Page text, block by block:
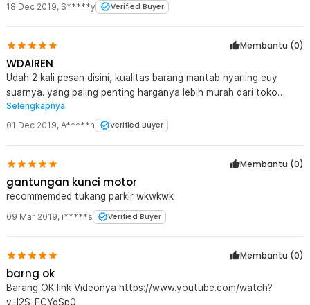
18 Dec 2019, S*****y Verified Buyer
Membantu (0)
WDAIREN
Udah 2 kali pesan disini, kualitas barang mantab nyariing euy
suarnya. yang paling penting harganya lebih murah dari toko
sebela2nya
Selengkapnya
01 Dec 2019, A*****h Verified Buyer
Membantu (0)
gantungan kunci motor
recommemded tukang parkir wkwkwk
09 Mar 2019, i*****s Verified Buyer
Membantu (0)
barng ok
Barang OK link Videonya https://www.youtube.com/watch?
v=I2S_FCYdSp0